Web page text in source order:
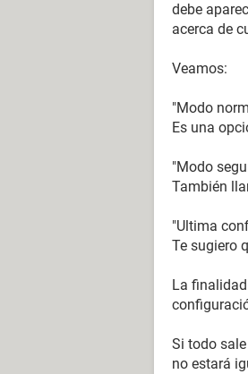
debe
acerca de
Veamos:
"Modo
Es una
"Modo
También
"Ultima
Te sugiero
La
Si todo
no estará